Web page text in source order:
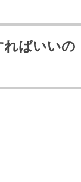
ればいいの